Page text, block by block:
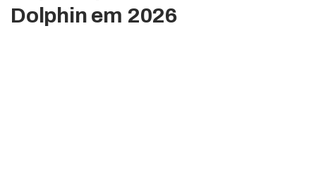
Dolphin em 2026